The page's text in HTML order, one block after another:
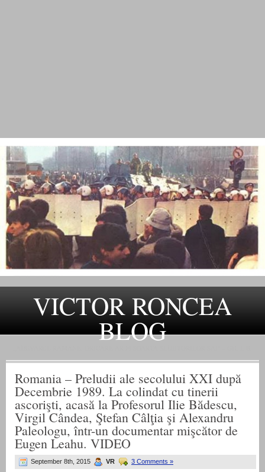
VICTOR RONCEA
BLOG
Romania – Preludii ale secolului XXI după
Decembrie 1989. La colindat cu tinerii
ascorişti, acasă la Profesorul Ilie Bădescu,
Virgil Cândea, Ştefan Câlţia şi Alexandru
Paleologu, într-un documentar mişcător de
Eugen Leahu. VIDEO
September 8th, 2015 VR 3 Comments »